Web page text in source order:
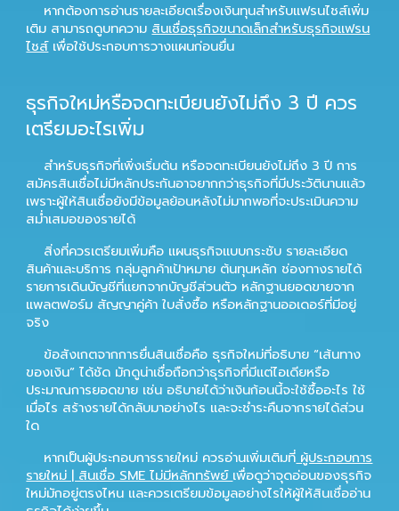
หากต้องการอ่านรายละเอียดเรื่องเงินทุนสำหรับแฟรนไชส์เพิ่ม
เติม สามารถดูบทความ สินเชื่อธุรกิจขนาดเล็กสำหรับธุรกิจแฟรน
ไชส์เพื่อใช้ประกอบการวางแผนก่อนยื่น
ธุรกิจใหม่หรือจดทะเบียนยังไม่ถึง 3 ปี ควร
เตรียมอะไรเพิ่ม
สำหรับธุรกิจที่เพิ่งเริ่มต้น หรือจดทะเบียนยังไม่ถึง 3 ปี การ
สมัครสินเชื่อไม่มีหลักประกันอาจยากกว่าธุรกิจที่มีประวัตินานแล้ว
เพราะผู้ให้สินเชื่อยังมีข้อมูลย้อนหลังไม่มากพอที่จะประเมินความ
สม่ำเสมอของรายได้
สิ่งที่ควรเตรียมเพิ่มคือ แผนธุรกิจแบบกระชับ รายละเอียด
สินค้าและบริการ กลุ่มลูกค้าเป้าหมาย ต้นทุนหลัก ช่องทางรายได้
รายการเดินบัญชีที่แยกจากบัญชีส่วนตัว หลักฐานยอดขายจาก
แพลตฟอร์ม สัญญาคู่ค้า ใบสั่งซื้อ หรือหลักฐานออเดอร์ที่มีอยู่
จริง
ข้อสังเกตจากการยื่นสินเชื่อคือ ธุรกิจใหม่ที่อธิบาย “เส้นทาง
ของเงิน” ได้ชัด มักดูน่าเชื่อถือกว่าธุรกิจที่มีแต่ไอเดียหรือ
ประมาณการยอดขาย เช่น อธิบายได้ว่าเงินก้อนนี้จะใช้ซื้ออะไร ใช้
เมื่อไร สร้างรายได้กลับมาอย่างไร และจะชำระคืนจากรายได้ส่วน
ใด
หากเป็นผู้ประกอบการรายใหม่ ควรอ่านเพิ่มเติมที่ ผู้ประกอบการ
รายใหม่ | สินเชื่อ SME ไม่มีหลักทรัพย์ เพื่อดูว่าจุดอ่อนของธุรกิจ
ใหม่มักอยู่ตรงไหน และควรเตรียมข้อมูลอย่างไรให้ผู้ให้สินเชื่ออ่าน